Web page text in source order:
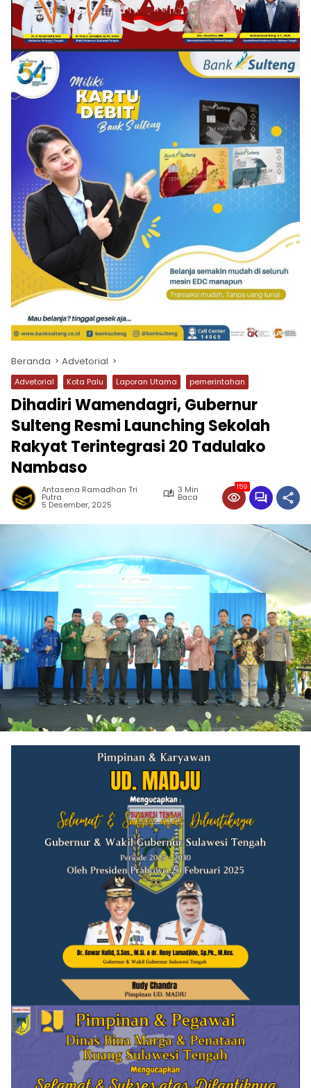
Beranda Advetorial
Advetorial Kota Palu Laporan Utama pemerintahan
Dihadiri Wamendagri, Gubernur
Sulteng Resmi Launching Sekolah
Rakyat Terintegrasi 20 Tadulako
Nambaso
Antasena Ramadhan Tri
Putra
3 Min
Baca
5 Desember, 2025
159